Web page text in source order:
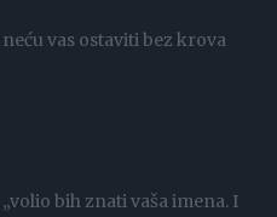
vas ostaviti bez krova
bih znati vaša imena. I